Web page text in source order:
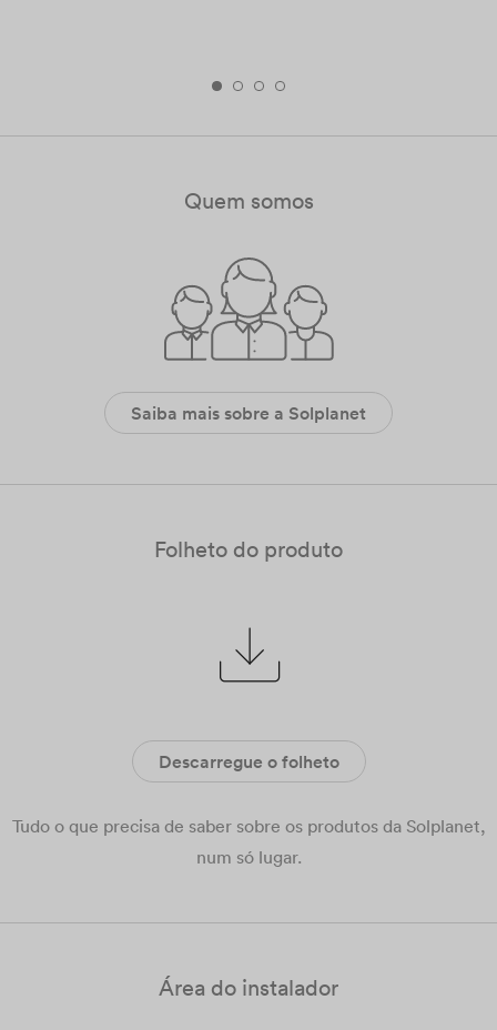
Quem somos
Saiba mais sobre a Solplanet
Folheto do produto
Descarregue o folheto
Tudo o que precisa de saber sobre os produtos da Solplanet,
num só lugar.
Área do instalador